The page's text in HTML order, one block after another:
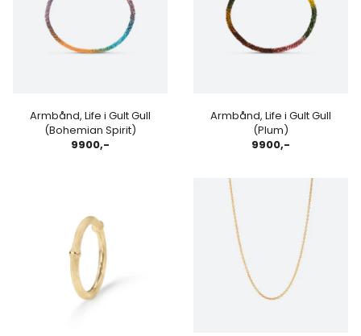
Armbånd, Life i Gult Gull
(Bohemian Spirit)
9900,-
Armbånd, Life i Gult Gull
(Plum)
9900,-